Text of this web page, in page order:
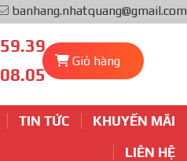
banhang.nhatquang@gmail.com
Giỏ hàng
TIN TỨC
KHUYẾN MÃI
LIÊN HỆ